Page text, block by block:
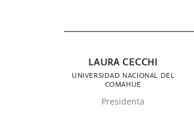
LAURA CECCHI
UNIVERSIDAD NACIONAL DEL
COMAHUE
Presidenta